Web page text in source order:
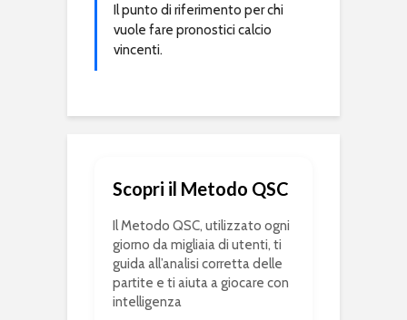
Il punto di riferimento per chi
vuole fare pronostici calcio
vincenti.
Scopri il Metodo QSC
Il Metodo QSC, utilizzato ogni
giorno da migliaia di utenti, ti
guida all’analisi corretta delle
partite e ti aiuta a giocare con
intelligenza